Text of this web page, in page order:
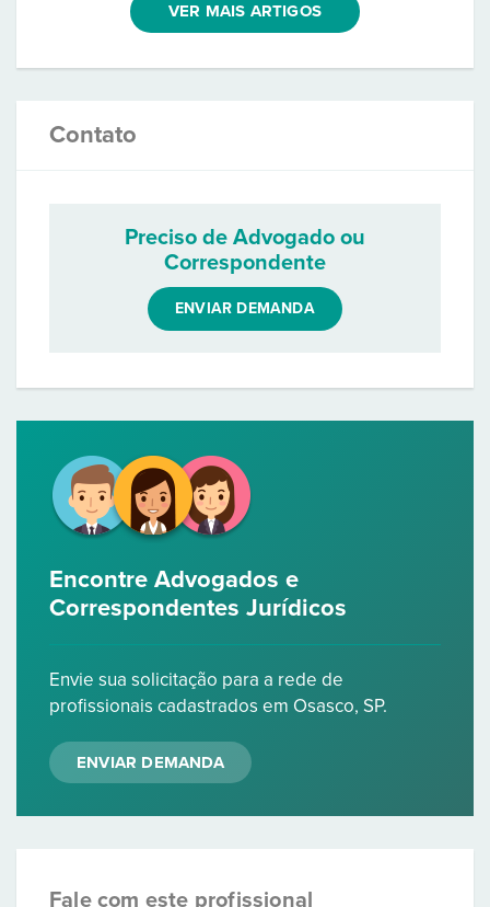
VER MAIS ARTIGOS
Contato
Preciso de Advogado ou
Correspondente
ENVIAR DEMANDA
Encontre Advogados e
Correspondentes Jurídicos
Envie sua solicitação para a rede de
profissionais cadastrados em Osasco, SP.
ENVIAR DEMANDA
Fale com este profissional